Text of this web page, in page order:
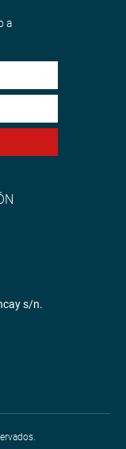
a
s/n.